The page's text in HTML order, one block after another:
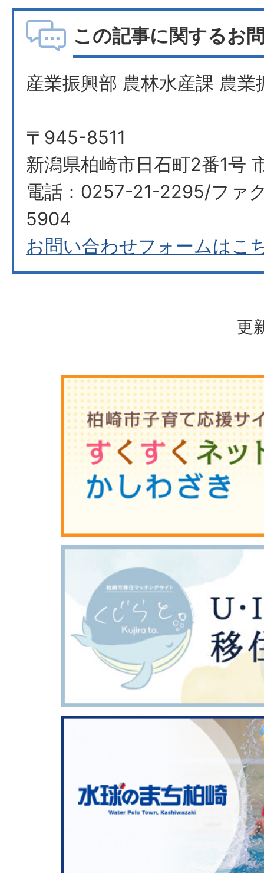
この記事に関するお
産業振興部 農林水産課 農業
〒945-8511
新潟県柏崎市日石町2番1号
電話：0257-21-2295/ファ
5904
お問い合わせフォームはこ
更